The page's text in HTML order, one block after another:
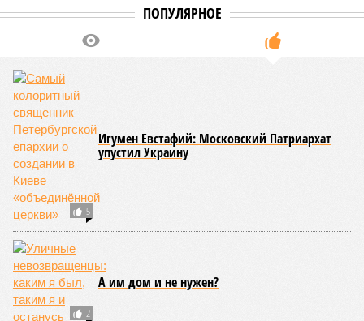
ПОПУЛЯРНОЕ
5
Игумен Евстафий: Московский Патриархат
упустил Украину
2
А им дом и не нужен?